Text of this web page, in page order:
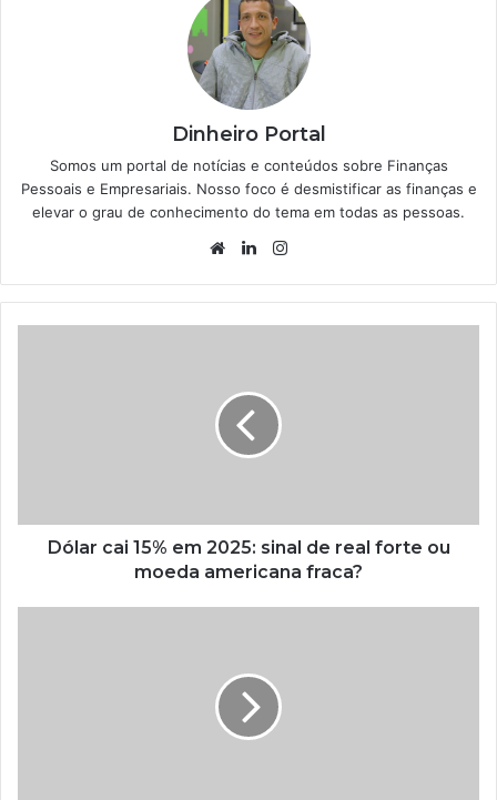
Dinheiro Portal
Somos um portal de notícias e conteúdos sobre Finanças
Pessoais e Empresariais. Nosso foco é desmistificar as finanças e
elevar o grau de conhecimento do tema em todas as pessoas.
WebsiteLinkedin
Dólar cai 15% em 2025: sinal de real forte ou
moeda americana fraca?